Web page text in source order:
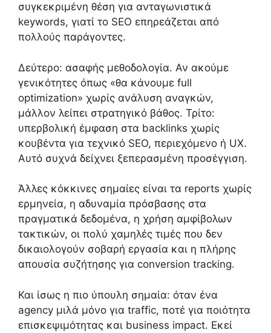
συγκεκριμένη θέση για ανταγωνιστικά
keywords, γιατί το SEO επηρεάζεται από
πολλούς παράγοντες.
Δεύτερο: ασαφής μεθοδολογία. Αν ακούμε
γενικότητες όπως «θα κάνουμε full
optimization» χωρίς ανάλυση αναγκών,
μάλλον λείπει στρατηγικό βάθος. Τρίτο:
υπερβολική έμφαση στα backlinks χωρίς
κουβέντα για τεχνικό SEO, περιεχόμενο ή UX.
Αυτό συχνά δείχνει ξεπερασμένη προσέγγιση.
Άλλες κόκκινες σημαίες είναι τα reports χωρίς
ερμηνεία, η αδυναμία πρόσβασης στα
πραγματικά δεδομένα, η χρήση αμφίβολων
τακτικών, οι πολύ χαμηλές τιμές που δεν
δικαιολογούν σοβαρή εργασία και η πλήρης
απουσία συζήτησης για conversion tracking.
Και ίσως η πιο ύπουλη σημαία: όταν ένα
agency μιλά μόνο για traffic, ποτέ για ποιότητα
επισκεψιμότητας και business impact. Εκεί